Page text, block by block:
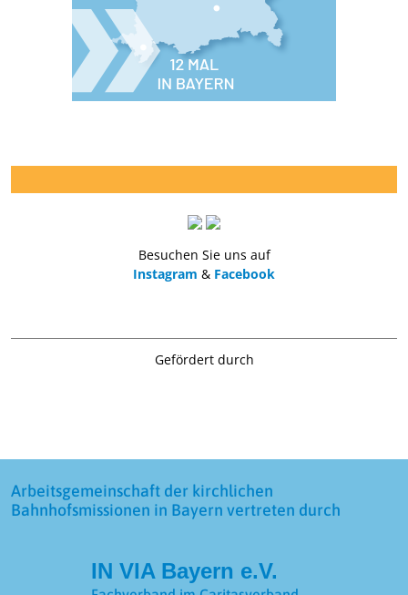
Besuchen Sie uns auf
Instagram & Facebook
Gefördert durch
Arbeitsgemeinschaft der kirchlichen
Bahnhofsmissionen in Bayern vertreten durch
IN VIA Bayern e.V.